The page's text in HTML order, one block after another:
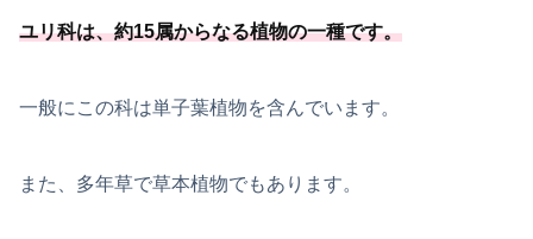
ユリ科は、約15属からなる植物の一種です。
一般にこの科は単子葉植物を含んでいます。
また、多年草で草本植物でもあります。